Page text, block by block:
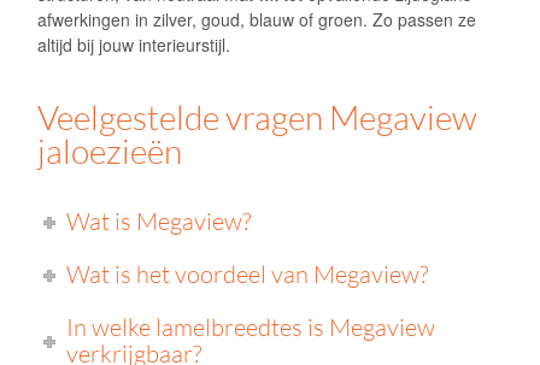
afwerkingen in zilver, goud, blauw of groen. Zo passen ze
altijd bij jouw interieurstijl.
Veelgestelde vragen Megaview
jaloezieën
Wat is Megaview?
Wat is het voordeel van Megaview?
In welke lamelbreedtes is Megaview
verkrijgbaar?